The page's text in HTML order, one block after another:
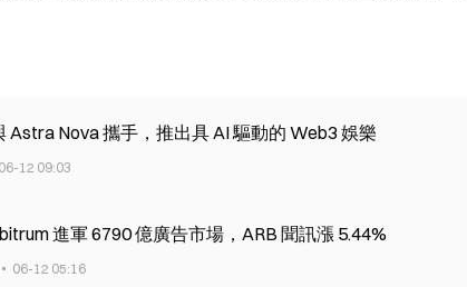
Astra Nova 攜手，推出具 AI 驅動的 Web3 娛樂
06-12 09:03
進軍 6790 億廣告市場，ARB 聞訊漲 5.44%
06-12 05:16